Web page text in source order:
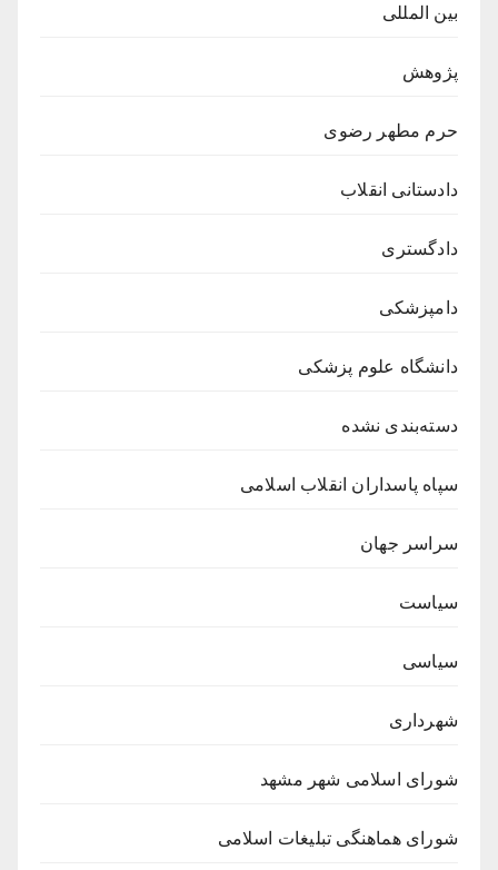
بین المللی
پژوهش
حرم مطهر رضوی
دادستانی انقلاب
دادگستری
دامپزشکی
دانشگاه علوم پزشکی
دسته‌بندی نشده
سپاه پاسداران انقلاب اسلامی
سراسر جهان
سیاست
سیاسی
شهرداری
شورای اسلامی شهر مشهد
شورای هماهنگی تبلیغات اسلامی